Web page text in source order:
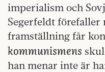
imperialism och
Segerfeldt förefaller
framställning får
kommunismens
han menar inte är